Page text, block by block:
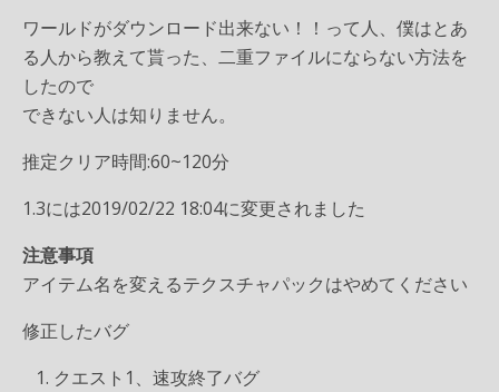
ワールドがダウンロード出来ない！！って人、僕はとあ
る人から教えて貰った、二重ファイルにならない方法を
したので
できない人は知りません。
推定クリア時間:60~120分
1.3には2019/02/22 18:04に変更されました
注意事項
アイテム名を変えるテクスチャパックはやめてください
修正したバグ
クエスト1、速攻終了バグ